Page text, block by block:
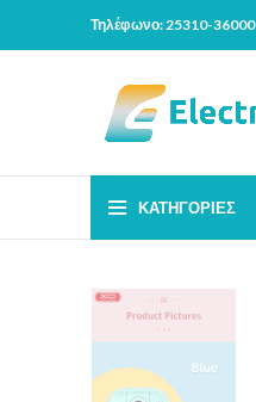
Τηλέφωνο: 25310-36000
ΚΑΤΗΓΟΡΊΕΣ